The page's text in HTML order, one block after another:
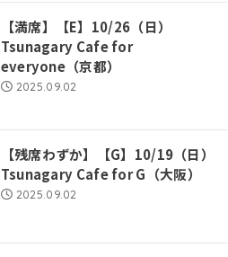
【満席】【E】10/26（日）
Tsunagary Cafe for
everyone（京都）
2025.09.02
【残席わずか】【G】10/19（日）
Tsunagary Cafe for G（大阪）
2025.09.02